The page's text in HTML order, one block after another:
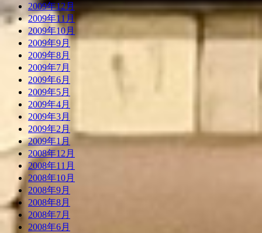
2009年12月
2009年11月
2009年10月
2009年9月
2009年8月
2009年7月
2009年6月
2009年5月
2009年4月
2009年3月
2009年2月
2009年1月
2008年12月
2008年11月
2008年10月
2008年9月
2008年8月
2008年7月
2008年6月